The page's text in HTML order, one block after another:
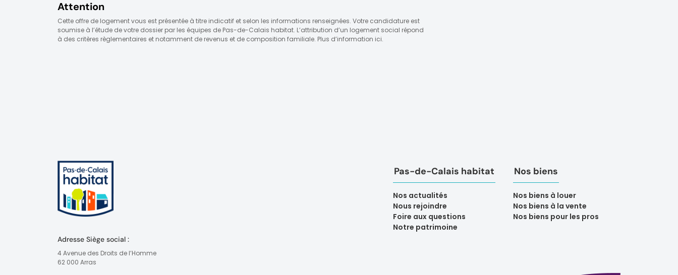
Attention
Cette offre de logement vous est présentée à titre indicatif et selon les informations renseignées. Votre candidature est
soumise à l’étude de votre dossier par les équipes de Pas-de-Calais habitat. L’attribution d’un logement social répond
à des critères règlementaires et notamment de revenus et de composition familiale. Plus d’information ici.
Adresse Siège social :
4 Avenue des Droits de l’Homme
62 000 Arras
Pas-de-Calais habitat
Nos actualités
Nous rejoindre
Foire aux questions
Notre patrimoine
Nos biens
Nos biens à louer
Nos biens à la vente
Nos biens pour les pros